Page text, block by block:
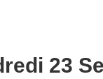
23